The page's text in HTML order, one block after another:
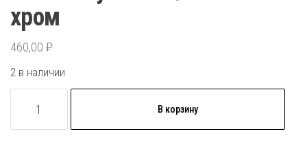
хром
460,00 ₽
2 в наличии
товара
В корзину